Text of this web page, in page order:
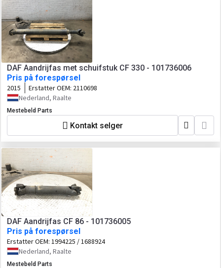
DAF Aandrijfas met schuifstuk CF 330 - 101736006
Pris på forespørsel
2015 Erstatter OEM: 2110698
Nederland, Raalte
Mestebeld Parts
Kontakt selger
DAF Aandrijfas CF 86 - 101736005
Pris på forespørsel
Erstatter OEM: 1994225 / 1688924
Nederland, Raalte
Mestebeld Parts